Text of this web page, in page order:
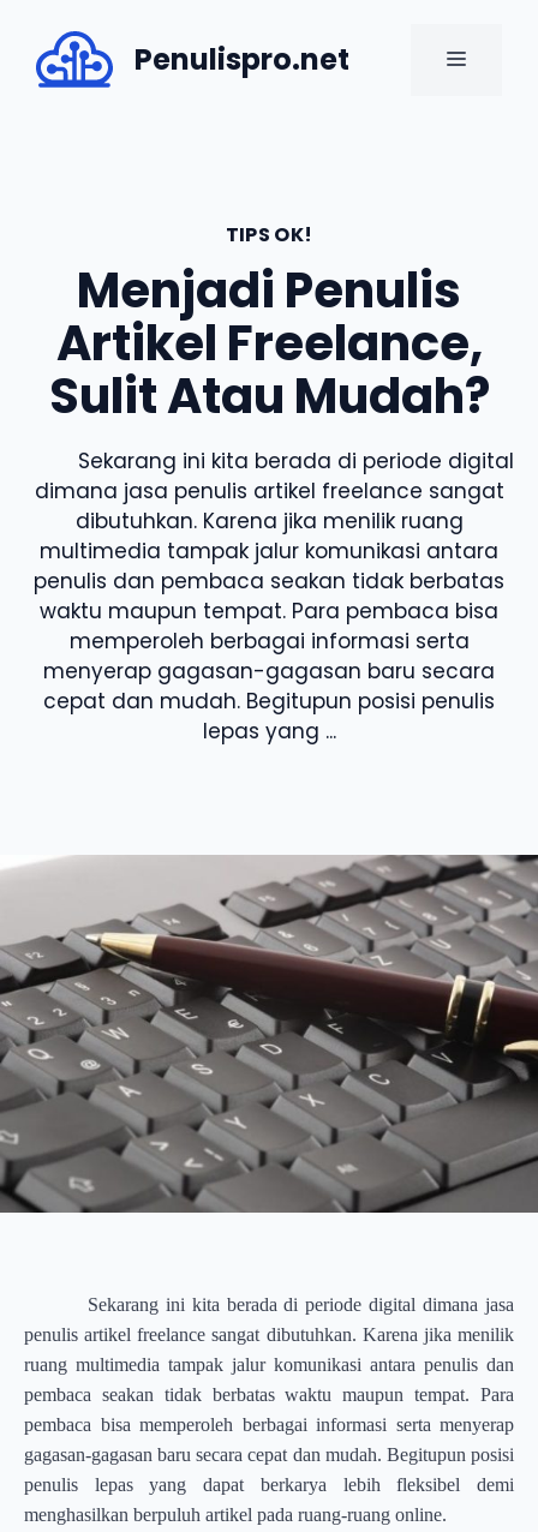
content
Penulispro.net MENU
TIPS OK!
Menjadi Penulis
Artikel Freelance,
Sulit Atau Mudah?
Sekarang ini kita berada di periode digital
dimana jasa penulis artikel freelance sangat
dibutuhkan. Karena jika menilik ruang
multimedia tampak jalur komunikasi antara
penulis dan pembaca seakan tidak berbatas
waktu maupun tempat. Para pembaca bisa
memperoleh berbagai informasi serta
menyerap gagasan-gagasan baru secara
cepat dan mudah. Begitupun posisi penulis
lepas yang ...
Sekarang ini kita berada di periode digital dimana jasa
penulis artikel freelance sangat dibutuhkan. Karena jika menilik
ruang multimedia tampak jalur komunikasi antara penulis dan
pembaca seakan tidak berbatas waktu maupun tempat. Para
pembaca bisa memperoleh berbagai informasi serta menyerap
gagasan-gagasan baru secara cepat dan mudah. Begitupun posisi
penulis lepas yang dapat berkarya lebih fleksibel demi
menghasilkan berpuluh artikel pada ruang-ruang online.